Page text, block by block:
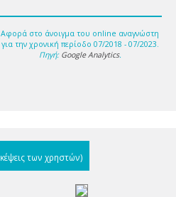
Αφορά στο άνοιγμα του online αναγνώστη
για την χρονική περίοδο 07/2018 - 07/2023.
Πηγή: Google Analytics.
των χρηστών)